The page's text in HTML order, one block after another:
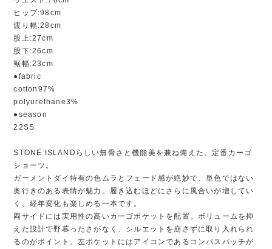
ヒップ:98cm
渡り幅:28cm
股上:27cm
股下:26cm
裾幅:23cm
●fabric
cotton97%
polyurethane3%
●season
22SS
STONE ISLANDらしい無骨さと機能美を兼ね備えた、定番カーゴ
ショーツ。
ガーメントダイ特有の色ムラとフェード感が絶妙で、単色ではない
奥行きのある表情が魅力。履き込むほどにさらに風合いが増してい
く、経年変化も楽しめる一本です。
両サイドには実用性の高いカーゴポケットを配置。ボリュームを抑
えた設計で野暮ったさがなく、シルエットを崩さずに取り入れられ
るのがポイント。左ポケットにはアイコンであるコンパスパッチが